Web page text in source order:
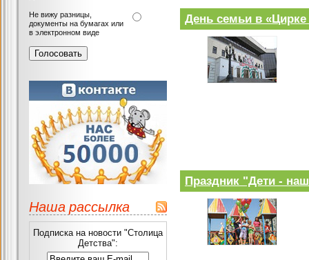
День семьи в
Праздник "Дети -
Не вижу разницы,
документы на бумагах или
в электронном виде
Наша рассылка
Подписка на новости "Столица
Детства":